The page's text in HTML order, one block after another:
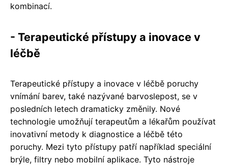
kombinací.
- Terapeutické přístupy a inovace v
léčbě
Terapeutické přístupy a inovace v léčbě poruchy
vnímání barev, také nazývané barvoslepost, se v
posledních letech dramaticky změnily. Nové
technologie umožňují terapeutům a lékařům používat
inovativní metody k diagnostice a léčbě této
poruchy. Mezi tyto přístupy patří například speciální
brýle, filtry nebo mobilní aplikace. Tyto nástroje